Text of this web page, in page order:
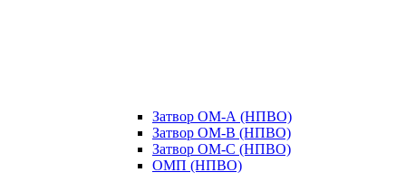
Затвор ОМ-А (НПВО)
Затвор ОМ-В (НПВО)
Затвор ОМ-С (НПВО)
ОМП (НПВО)